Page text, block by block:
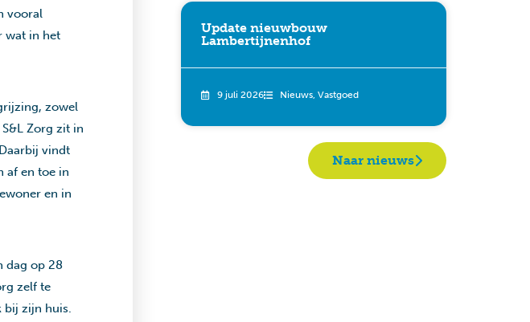
vooral
wat in het
zowel
Zorg zit in
vindt
af en toe in
en in
dag op 28
zelf te
bij zijn huis.
Update nieuwbouw
Lambertijnenhof
9 juli 2026 Nieuws, Vastgoed
Naar nieuws